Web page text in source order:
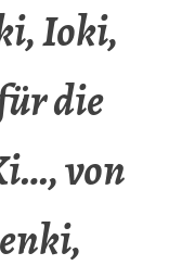
Ioki,
die
von